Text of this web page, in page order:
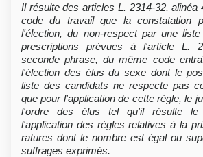
Il résulte des articles L. 2314-32, alinéa
code du travail que la constatation
l'élection, du non-respect par une
prescriptions prévues à l'article L.
seconde phrase, du même code
l'élection des élus du sexe dont le
liste des candidats ne respecte pas
que pour l'application de cette règle, le
l'ordre des élus tel qu'il résulte le
l'application des règles relatives à la
ratures dont le nombre est égal ou
suffrages exprimés.